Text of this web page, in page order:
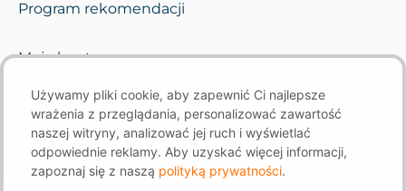
Program rekomendacji
Moje konto
Kontakt
Używamy pliki cookie, aby zapewnić Ci najlepsze
wrażenia z przeglądania, personalizować zawartość
naszej witryny, analizować jej ruch i wyświetlać
odpowiednie reklamy. Aby uzyskać więcej informacji,
zapoznaj się z naszą polityką prywatności.